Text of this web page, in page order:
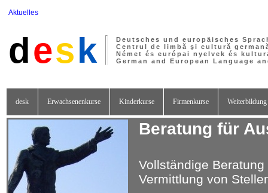
Aktuelles
desk
Deutsches und europäisches
Centrul de limbă şi cultură
Német és európai nyelvek és
German and European Language
desk Erwachsenenkurse Kinderkurse Firmenkurse Weiterbildung
Beratung für
Vollständige
Vermittlung von